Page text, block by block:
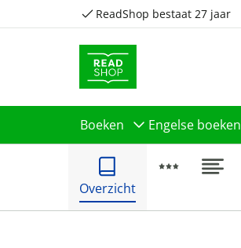
ReadShop bestaat 27 jaar
Boeken Engelse boeken
Overzicht